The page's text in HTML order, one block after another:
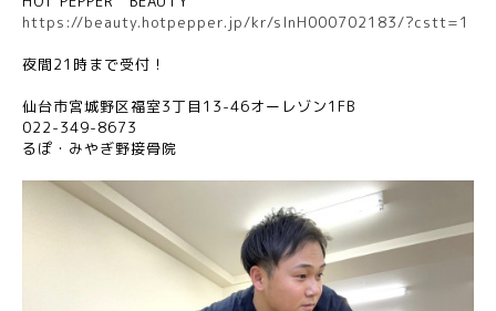
https://beauty.hotpepper.jp/kr/slnH000702183/?cstt=1
夜間21 時まで受付！
仙台市宮城野区福室3丁目 13-46オーレゾン1FB
022-349-8673
るぽ・みやぎ野接骨院